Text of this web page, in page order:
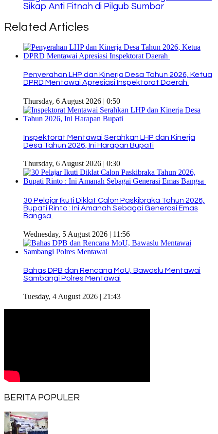
Sikap Anti Fitnah di Pilgub Sumbar
Related Articles
Penyerahan LHP dan Kinerja Desa Tahun 2026, Ketua
DPRD Mentawai Apresiasi Inspektorat Daerah
Thursday, 6 August 2026 | 0:50
Inspektorat Mentawai Serahkan LHP dan Kinerja
Desa Tahun 2026, Ini Harapan Bupati
Thursday, 6 August 2026 | 0:30
30 Pelajar Ikuti Diklat Calon Paskibraka Tahun 2026,
Bupati Rinto : Ini Amanah Sebagai Generasi Emas
Bangsa
Wednesday, 5 August 2026 | 11:56
Bahas DPB dan Rencana MoU, Bawaslu Mentawai
Sambangi Polres Mentawai
Tuesday, 4 August 2026 | 21:43
BERITA POPULER